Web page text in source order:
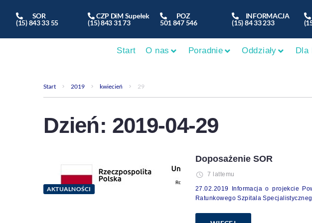
SOR
(15) 843 33 55
CZP DiM Supełek
(15) 843 31 73
POZ
501 847 546
INFORMACJA
(15) 84 33 233
Start O nas Poradnie Oddziały Dla
Start 2019 kwiecień 29
Dzień: 2019-04-29
AKTUALNOŚCI
Doposażenie SOR
7 lattemu
27.02.2019 Informacja o projekcie
Ratunkowego Szpitala